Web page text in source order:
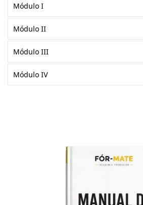
Módulo I
Módulo II
Módulo III
Módulo IV